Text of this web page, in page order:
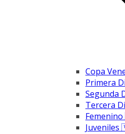
Copa
Primera
Segunda
Tercera